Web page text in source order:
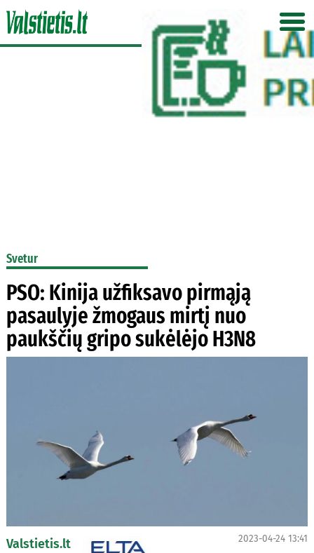
Svetur
PSO: Kinija užfiksavo pirmąją
pasaulyje žmogaus mirtį nuo
paukščių gripo sukėlėjo H3N8
Valstietis.lt 2023-04-24 13:41